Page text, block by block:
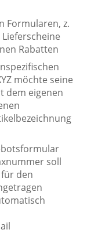
Formularen, z.
Rabatten
möchte seine
dem eigenen
soll
den